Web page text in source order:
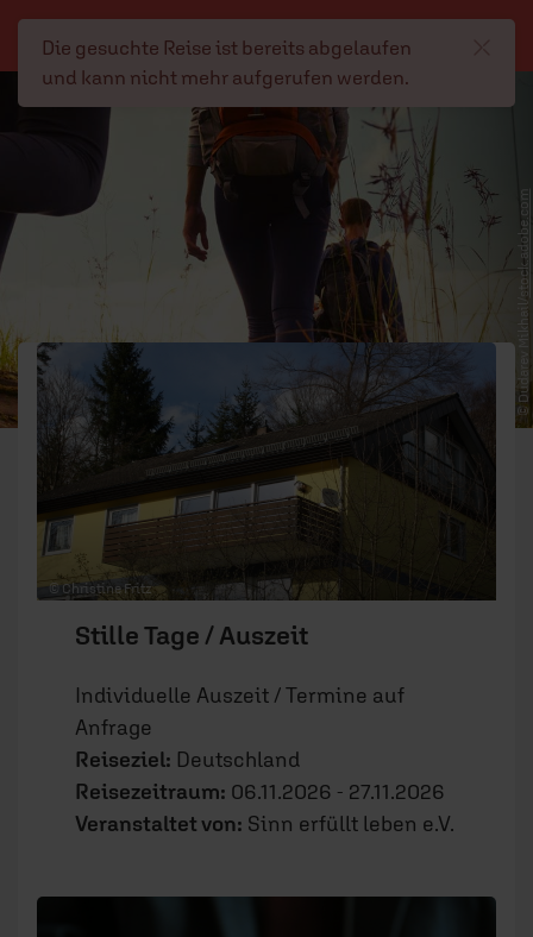
Die gesuchte Reise ist bereits abgelaufen
und kann nicht mehr aufgerufen werden.
Navigation überspringen
Reiseportal
Reiseportal
REISEANGEBOTE
HINWEISE FÜR ANBIETER
AGB
IMPRESSUM © Dudarev Mikhail/
stock.adobe.com
© Christine Fritz
Stille Tage / Auszeit
Individuelle Auszeit / Termine auf
Anfrage
Reiseziel: Deutschland
Reisezeitraum: 06.11.2026 - 27.11.2026
Veranstaltet von: Sinn erfüllt leben e.V.